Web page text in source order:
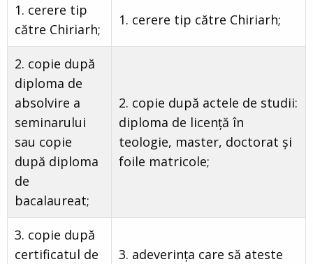
1. cerere tip
către Chiriarh;
1. cerere tip către Chiriarh;
2. copie după
diploma de
absolvire a
seminarului
sau copie
după diploma
de
bacalaureat;
2. copie după actele de studii:
diploma de licență în
teologie, master, doctorat şi
foile matricole;
3. copie după
certificatul de
3. adeverința care să ateste